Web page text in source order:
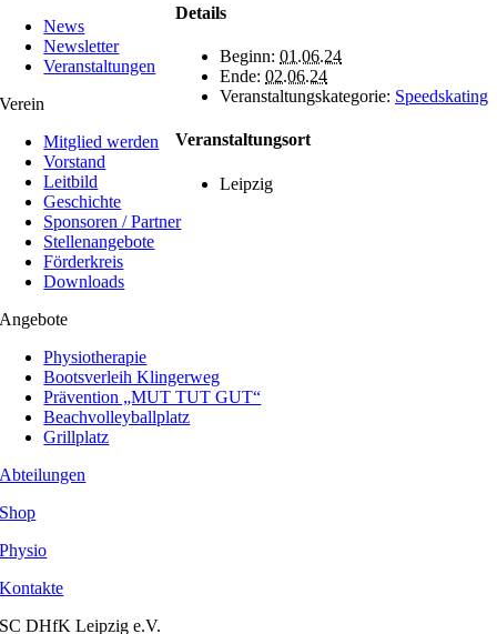
Details
Beginn: 01.06.24
Ende: 02.06.24
Veranstaltungskategorie: Speedskating
Veranstaltungsort
Leipzig
News
Newsletter
Veranstaltungen
Verein
Mitglied werden
Vorstand
Leitbild
Geschichte
Sponsoren / Partner
Stellenangebote
Förderkreis
Downloads
Angebote
Physiotherapie
Bootsverleih Klingerweg
Prävention „MUT TUT GUT“
Beachvolleyballplatz
Grillplatz
Abteilungen
Shop
Physio
Kontakte
SC DHfK Leipzig e.V.